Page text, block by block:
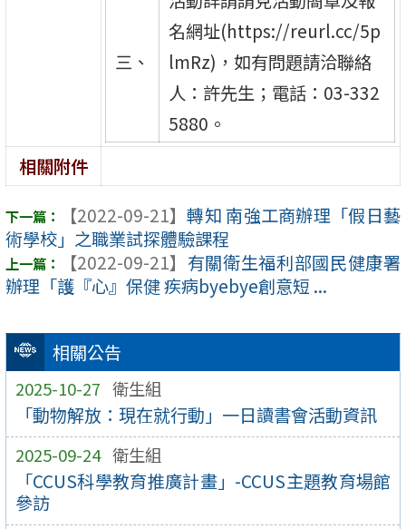
相關公告
2025-10-27 衛生組
「動物解放：現在就行動」一日讀書會活動資訊
2025-09-24 衛生組
「CCUS科學教育推廣計畫」-CCUS主題教育場館
參訪
三、
名網址(https://reurl.cc/5p
lmRz)，如有問題請洽聯絡
人：許先生；電話：03-332
5880。
相關附件
【2022-09-21】 轉知 南強工商辦理「假日藝
術學校」之職業試探體驗課程
【2022-09-21】 有關衛生福利部國民健康署
辦理「護『心』保健 疾病byebye創意短 ...